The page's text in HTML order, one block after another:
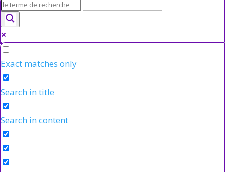
Exact matches only
Search in title
Search in content